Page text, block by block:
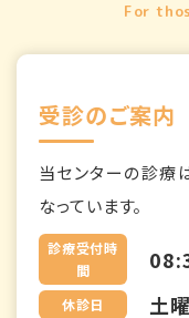
For
受診のご案内
当センターの診療
なっています。
診療受付時
間
休診日 土